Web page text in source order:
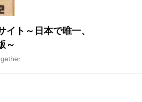
イト～日本で唯一、
～